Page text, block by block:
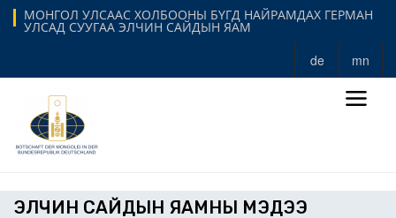
МОНГОЛ УЛСААС ХОЛБООНЫ БҮГД НАЙРАМДАХ ГЕРМАН
УЛСАД СУУГАА ЭЛЧИН САЙДЫН ЯАМ
de mn
ЭЛЧИН САЙДЫН ЯАМНЫ МЭДЭЭ